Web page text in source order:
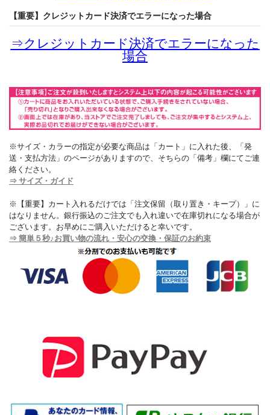
【重要】クレジットカード決済でエラーになった場合
⇒クレジットカード決済でエラーになった
場合
※サイズ・カラーの指定が必要な商品は「カート」に入れた後、「発
送・支払方法」のページがありますので、そちらの「備考」欄にてご連
絡ください。
⇒ サイズ・ガイド
※【重要】カート入れるだけでは「注文保留（取り置き・キープ）」に
はなりません。銀行振込のご注文でも入れ違いで在庫切れになる場合が
ございます。お早めにご購入いただけると幸いです。
⇒ 簡単５秒♪お買い物の流れ・安心の交換・保証のお約束